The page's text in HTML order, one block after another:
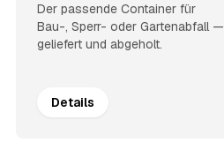
Der passende Container für
Bau-, Sperr- oder Gartenabfall —
geliefert und abgeholt.
Details